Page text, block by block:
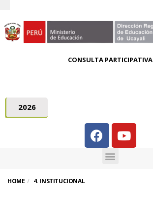
CONSULTA PARTICIPATIVA
2026
HOME 4. INSTITUCIONAL